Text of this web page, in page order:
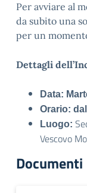
Per avviare al
da subito una
per un
Dettagli
Data:
Orario:
Luogo:
Vescovo
Documenti